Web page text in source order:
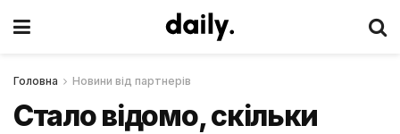
Головна Новини від партнерів
Стало відомо, скільки